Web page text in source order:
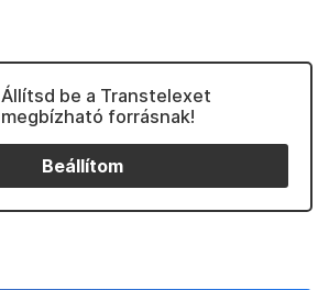
Állítsd be a Transtelexet
megbízható forrásnak!
Beállítom